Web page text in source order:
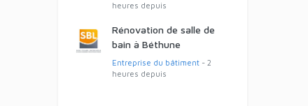
heures depuis
Rénovation de salle de
bain à Béthune
Entreprise du bâtiment- 2
heures depuis